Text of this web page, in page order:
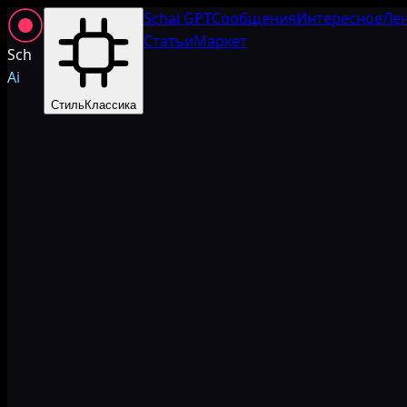
Sch
Ai
СтильКлассика
Schai GPTСообщенияИнтересное
СтатьиМаркет